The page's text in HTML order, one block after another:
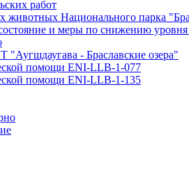
работ
животных Национального парка
и меры по снижению уровня
- Браславские озера"
помощи ENI-LLB-1-077
помощи ENI-LLB-1-135